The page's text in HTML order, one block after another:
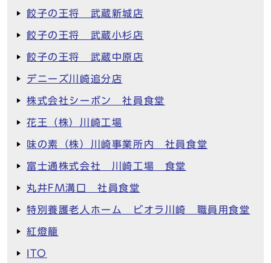
餃子の王将 武蔵新城店
餃子の王将 武蔵小杉店
餃子の王将 武蔵中原店
デニーズ川崎追分店
株式会社シーボン 社員食堂
花王（株）川崎工場
味の素（株）川崎事業所内 社員食堂
富士通株式会社 川崎工場 食堂
丸井FM溝口 社員食堂
特別養護老人ホーム ビオラ川崎 職員用食堂
紅燈籠
ITO